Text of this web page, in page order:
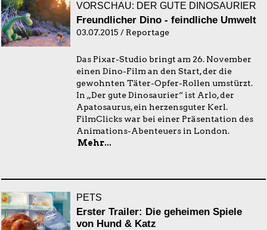
VORSCHAU: DER GUTE DINOSAURIER
Freundlicher Dino - feindliche Umwelt
03.07.2015 / Reportage
Das Pixar-Studio bringt am 26. November
einen Dino-Film an den Start, der die
gewohnten Täter-Opfer-Rollen umstürzt.
In „Der gute Dinosaurier“ ist Arlo, der
Apatosaurus, ein herzensguter Kerl.
FilmClicks war bei einer Präsentation des
Animations-Abenteuers in London.
Mehr...
PETS
Erster Trailer: Die geheimen Spiele
von Hund & Katz